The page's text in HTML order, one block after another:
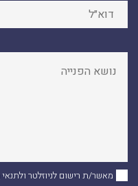
מאשר/ת רישום לניוזלטר ולתנאי